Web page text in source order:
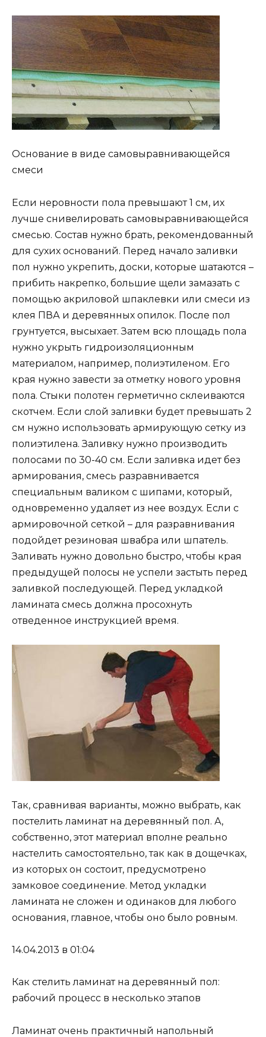
Основание в виде самовыравнивающейся
смеси
Если неровности пола превышают 1 см, их
лучше снивелировать самовыравнивающейся
смесью. Состав нужно брать, рекомендованный
для сухих оснований. Перед начало заливки
пол нужно укрепить, доски, которые шатаются –
прибить накрепко, большие щели замазать с
помощью акриловой шпаклевки или смеси из
клея ПВА и деревянных опилок. После пол
грунтуется, высыхает. Затем всю площадь пола
нужно укрыть гидроизоляционным
материалом, например, полиэтиленом. Его
края нужно завести за отметку нового уровня
пола. Стыки полотен герметично склеиваются
скотчем. Если слой заливки будет превышать 2
см нужно использовать армирующую сетку из
полиэтилена. Заливку нужно производить
полосами по 30-40 см. Если заливка идет без
армирования, смесь разравнивается
специальным валиком с шипами, который,
одновременно удаляет из нее воздух. Если с
армировочной сеткой – для разравнивания
подойдет резиновая швабра или шпатель.
Заливать нужно довольно быстро, чтобы края
предыдущей полосы не успели застыть перед
заливкой последующей. Перед укладкой
ламината смесь должна просохнуть
отведенное инструкцией время.
Так, сравнивая варианты, можно выбрать, как
постелить ламинат на деревянный пол. А,
собственно, этот материал вполне реально
настелить самостоятельно, так как в дощечках,
из которых он состоит, предусмотрено
замковое соединение. Метод укладки
ламината не сложен и одинаков для любого
основания, главное, чтобы оно было ровным.
14.04.2013 в 01:04
Как стелить ламинат на деревянный пол:
рабочий процесс в несколько этапов
Ламинат очень практичный напольный